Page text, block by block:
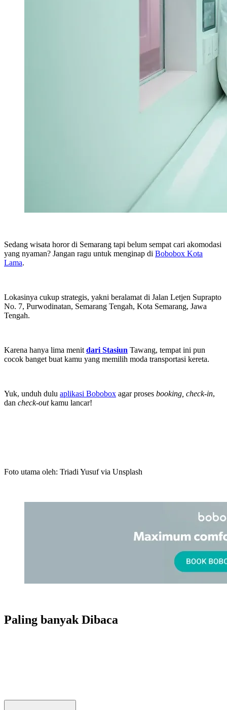
Sedang wisata horor di Semarang tapi belum sempat cari akomodasi
yang nyaman? Jangan ragu untuk menginap di Bobobox Kota
Lama.
Lokasinya cukup strategis, yakni beralamat di Jalan Letjen Suprapto
No. 7, Purwodinatan, Semarang Tengah, Kota Semarang, Jawa
Tengah.
Karena hanya lima menit dari Stasiun Tawang, tempat ini pun
cocok banget buat kamu yang memilih moda transportasi kereta.
Yuk, unduh dulu aplikasi Bobobox agar proses booking, check-in,
dan check-outkamu lancar!
Foto utama oleh: Triadi Yusuf via Unsplash
Paling banyak Dibaca